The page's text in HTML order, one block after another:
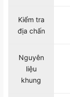
Kiểm tra
địa chấn
Nguyên
liệu
khung